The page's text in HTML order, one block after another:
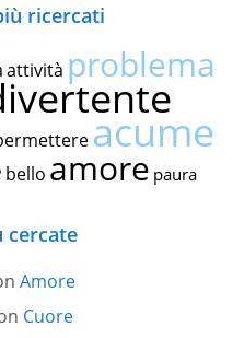
ricercati
attività problema
acume
bello amore paura
cercate
Amore
Cuore